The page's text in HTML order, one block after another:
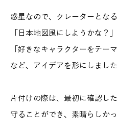
惑星なので、クレーターとな
「日本地図風にしようかな？」
「好きなキャラクターをテー
など、アイデアを形にしました
片付けの際は、最初に確認し
守ることができ、素晴らしか